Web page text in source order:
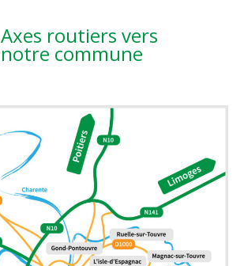
Axes routiers vers
notre commune